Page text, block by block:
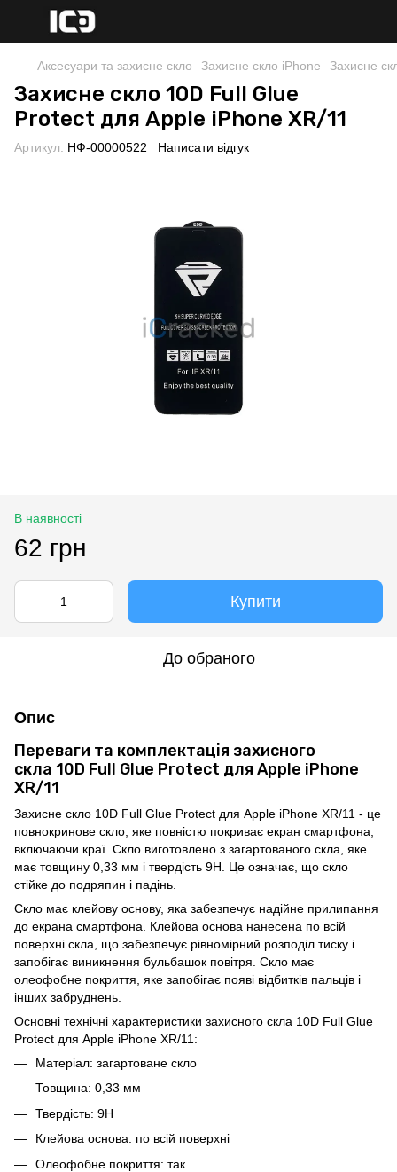
Аксесуари та захисне скло Захисне скло iPhone Захисне
Захисне скло 10D Full Glue
Protect для Apple iPhone XR/11
Артикул: НФ-00000522 Написати відгук
В наявності
62 грн
Купити
До обраного
Опис
Переваги та комплектація захисного
скла 10D Full Glue Protect для Apple iPhone
XR/11
Захисне скло 10D Full Glue Protect для Apple iPhone XR/11 - це
повнокринове скло, яке повністю покриває екран смартфона,
включаючи краї. Скло виготовлено з загартованого скла, яке
має товщину 0,33 мм і твердість 9H. Це означає, що скло
стійке до подряпин і падінь.
Скло має клейову основу, яка забезпечує надійне прилипання
до екрана смартфона. Клейова основа нанесена по всій
поверхні скла, що забезпечує рівномірний розподіл тиску і
запобігає виникнення бульбашок повітря. Скло має
олеофобне покриття, яке запобігає появі відбитків пальців і
інших забруднень.
Основні технічні характеристики захисного скла 10D Full Glue
Protect для Apple iPhone XR/11:
Матеріал: загартоване скло
Товщина: 0,33 мм
Твердість: 9H
Клейова основа: по всій поверхні
Олеофобне покриття: так